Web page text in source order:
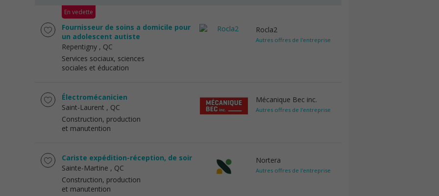
En vedette
Fournisseur de soins a domicile pour
un adolescent autiste
Repentigny , QC
Services sociaux, sciences
sociales et éducation
Rocla2
Autres offres de l'entreprise
Électromécanicien
Saint-Laurent , QC
Construction, production
et manutention
Mécanique Bec inc.
Autres offres de l'entreprise
Cariste expédition-réception, de soir
Sainte-Martine , QC
Construction, production
et manutention
Nortera
Autres offres de l'entreprise